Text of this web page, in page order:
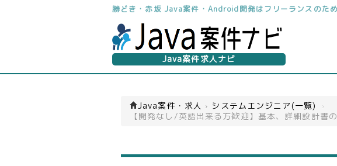
勝どき・赤坂 Java案件・Android開発はフリーランスのた
Java案件求人ナビ
Java案件・求人 › システムエンジニア(一覧)
›
【開発なし/英語出来る方歓迎】基本、詳細設計書